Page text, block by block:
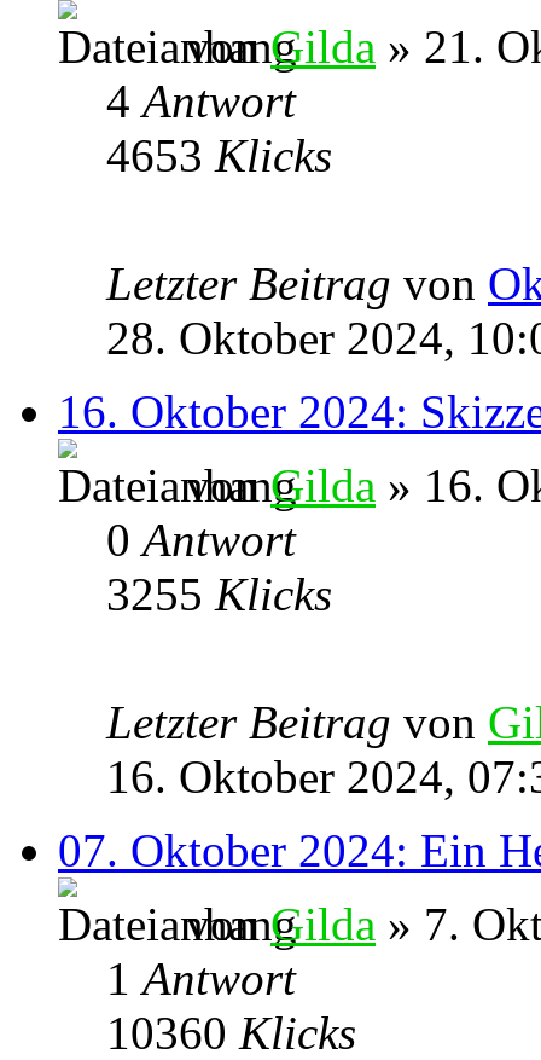
vonGilda » 21.
4Antwort
4653 Klicks
Letzter Beitrag von
28. Oktober 2024,
16. Oktober 2024:
vonGilda » 16.
0Antwort
3255 Klicks
Letzter Beitrag von
16. Oktober 2024,
07. Oktober 2024: Ein
vonGilda » 7.
1Antwort
10360 Klicks